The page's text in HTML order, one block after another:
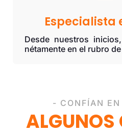
Especialista
Desde nuestros
nétamente en el rubro
- CONFÍAN EN
ALGUNOS